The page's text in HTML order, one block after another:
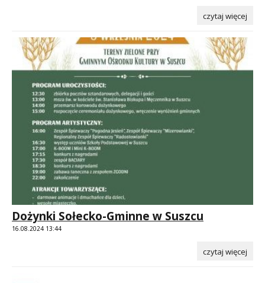
czytaj więcej
Dożynki Sołecko-Gminne w Suszcu
16.08.2024 13:44
czytaj więcej